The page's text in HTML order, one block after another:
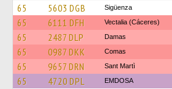
65 5603 DGB Sigüenza
65 6111 DFH Vectalia (Cáceres)
65 2487 DLP Damas
65 0987 DKK Comas
65 9657 DRN Sant Martì
65 4720 DPL EMDOSA